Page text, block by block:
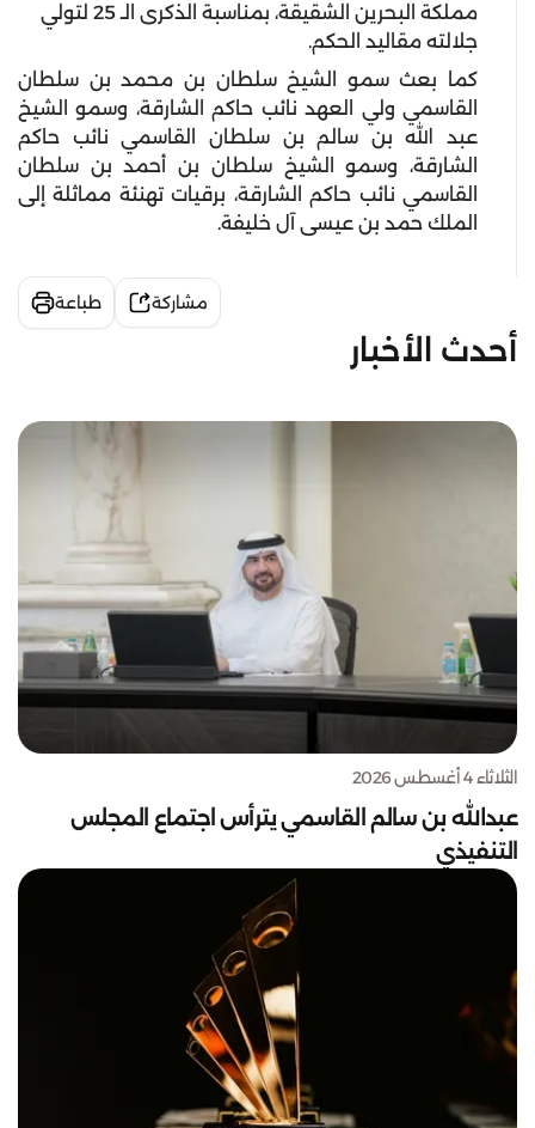
مملكة البحرين الشقيقة، بمناسبة الذكرى الـ 25 لتولي
جلالته مقاليد الحكم.
كما بعث سمو الشيخ سلطان بن محمد بن سلطان
القاسمي ولي العهد نائب حاكم الشارقة، وسمو الشيخ
عبد الله بن سالم بن سلطان القاسمي نائب حاكم
الشارقة، وسمو الشيخ سلطان بن أحمد بن سلطان
القاسمي نائب حاكم الشارقة، برقيات تهنئة مماثلة إلى
الملك حمد بن عيسى آل خليفة.
مشاركة طباعة
أحدث الأخبار
الثلاثاء 4 أغسطس 2026
عبدالله بن سالم القاسمي يترأس اجتماع المجلس
التنفيذي